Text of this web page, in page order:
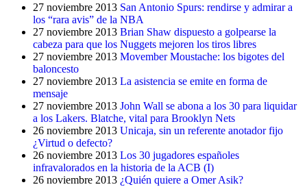
27 noviembre 2013 San Antonio Spurs: rendirse y admirar a
los “rara avis” de la NBA
27 noviembre 2013 Brian Shaw dispuesto a golpearse la
cabeza para que los Nuggets mejoren los tiros libres
27 noviembre 2013 Movember Moustache: los bigotes del
baloncesto
27 noviembre 2013 La asistencia se emite en forma de
mensaje
27 noviembre 2013 John Wall se abona a los 30 para liquidar
a los Lakers. Blatche, vital para Brooklyn Nets
26 noviembre 2013 Unicaja, sin un referente anotador fijo
¿Virtud o defecto?
26 noviembre 2013 Los 30 jugadores españoles
infravalorados en la historia de la ACB (I)
26 noviembre 2013 ¿Quién quiere a Omer Asik?